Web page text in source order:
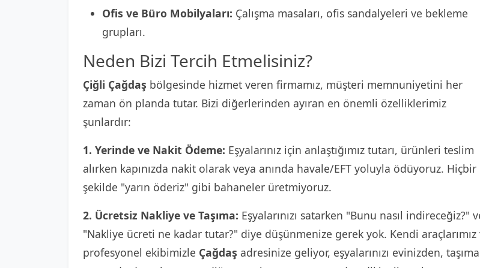
Ofis ve Büro Mobilyaları: Çalışma masaları, ofis sandalyeleri ve bekleme
grupları.
Neden Bizi Tercih Etmelisiniz?
Çiğli Çağdaş bölgesinde hizmet veren firmamız, müşteri memnuniyetini her
zaman ön planda tutar. Bizi diğerlerinden ayıran en önemli özelliklerimiz
şunlardır:
1. Yerinde ve Nakit Ödeme: Eşyalarınız için anlaştığımız tutarı, ürünleri teslim
alırken kapınızda nakit olarak veya anında havale/EFT yoluyla ödüyoruz. Hiçbir
şekilde "yarın öderiz" gibi bahaneler üretmiyoruz.
2. Ücretsiz Nakliye ve Taşıma: Eşyalarınızı satarken "Bunu nasıl indireceğiz?"
"Nakliye ücreti ne kadar tutar?" diye düşünmenize gerek yok. Kendi araçlarımız
profesyonel ekibimizle Çağdaş adresinize geliyor, eşyalarınızı evinizden, taşıma